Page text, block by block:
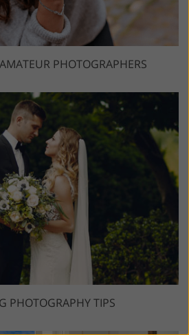
PHOTOGRAPHERS
PHOTOGRAPHY TIPS